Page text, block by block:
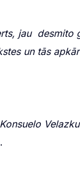
jau desmito
un tās
Konsuelo